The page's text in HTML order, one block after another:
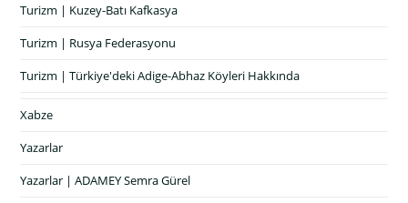
Turizm | Kuzey-Batı Kafkasya
Turizm | Rusya Federasyonu
Turizm | Türkiye'deki Adige-Abhaz Köyleri Hakkında
Xabze
Yazarlar
Yazarlar | ADAMEY Semra Gürel